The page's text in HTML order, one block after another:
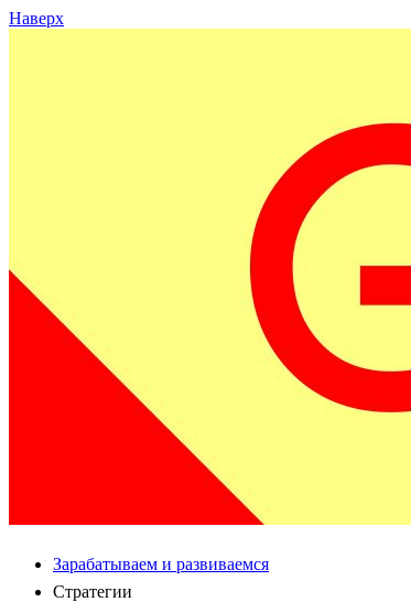
Наверх
Зарабатываем и развиваемся
Стратегии